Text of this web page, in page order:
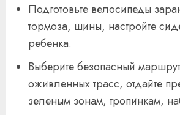
Подготовьте велосипеды
тормоза, шины, настройте
ребенка.
Выберите безопасный
оживленных трасс, отдайте
зеленым зонам, тропинкам,